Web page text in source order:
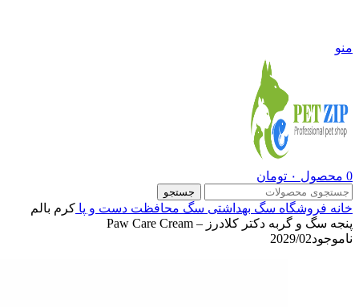
منو
0 محصول ۰ تومان
جستجو
خانه فروشگاه سگ بهداشتی سگ محافظت دست و پا کرم بالم
پنجه سگ و گربه دکتر کلادرز – Paw Care Cream
ناموجود2029/02